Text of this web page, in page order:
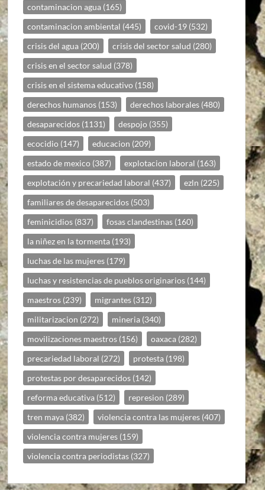
contaminacion agua (165)
contaminacion ambiental (445) covid-19 (532)
crisis del agua (200) crisis del sector salud (280)
crisis en el sector salud (378)
crisis en el sistema educativo (158)
derechos humanos (153) derechos laborales (480)
desaparecidos (1131) despojo (355)
ecocidio (147) educacion (209)
estado de mexico (387) explotacion laboral (163)
explotación y precariedad laboral (437) ezln (225)
familiares de desaparecidos (503)
feminicidios (837) fosas clandestinas (160)
la niñez en la tormenta (193)
luchas de las mujeres (179)
luchas y resistencias de pueblos originarios (144)
maestros (239) migrantes (312)
militarizacion (272) mineria (340)
movilizaciones maestros (156) oaxaca (282)
precariedad laboral (272) protesta (198)
protestas por desaparecidos (142)
reforma educativa (512) represion (289)
tren maya (382) violencia contra las mujeres (407)
violencia contra mujeres (159)
violencia contra periodistas (327)